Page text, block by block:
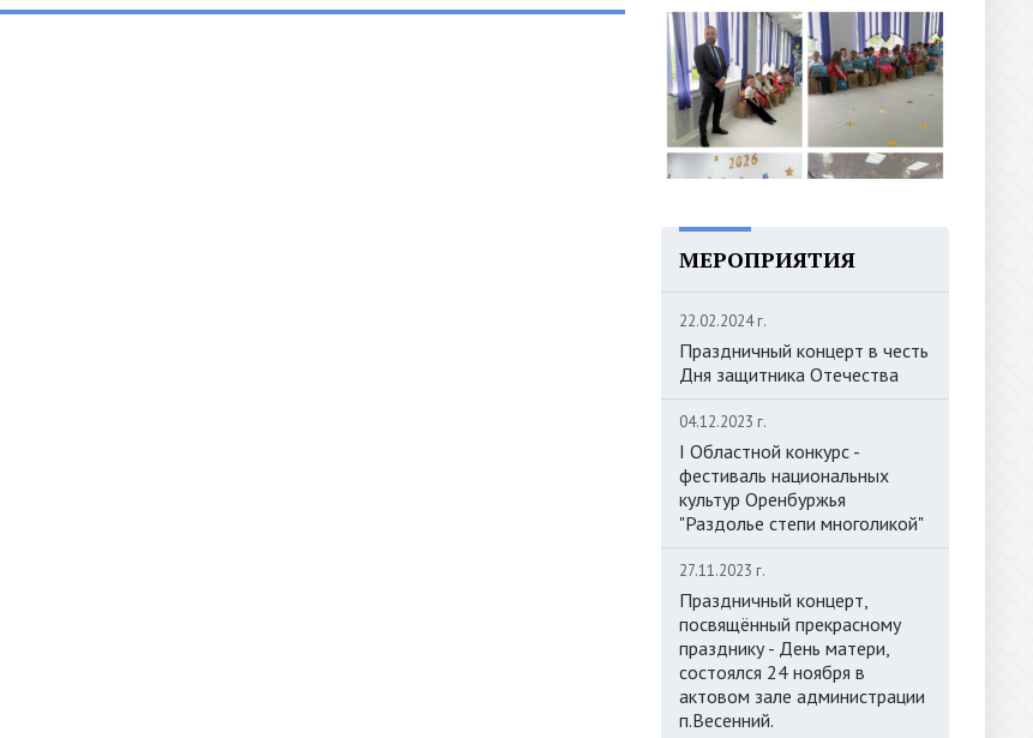
МЕРОПРИЯТИЯ
22.02.2024 г.
Праздничный концерт в честь
Дня защитника Отечества
04.12.2023 г.
I Областной конкурс -
фестиваль национальных
культур Оренбуржья
"Раздолье степи многоликой"
27.11.2023 г.
Праздничный концерт,
посвящённый прекрасному
празднику - День матери,
состоялся 24 ноября в
актовом зале администрации
п.Весенний.